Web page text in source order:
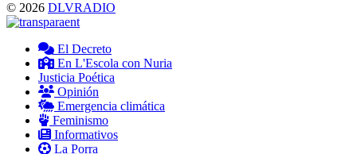
© 2026 DLVRADIO
El Decreto
En L'Escola con Nuria
Justicia Poética
Opinión
Emergencia climática
Feminismo
Informativos
La Porra